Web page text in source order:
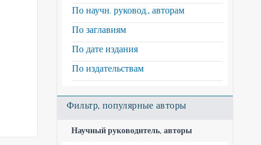
По научн. руковод., авторам
По заглавиям
По дате издания
По издательствам
Фильтр, популярные авторы
Научный руководитель, авторы